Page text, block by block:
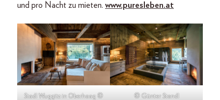
und pro Nacht zu mieten. www.puresleben.at
Stadl Wuggitz in Oberhaag ©
© Günter Standl